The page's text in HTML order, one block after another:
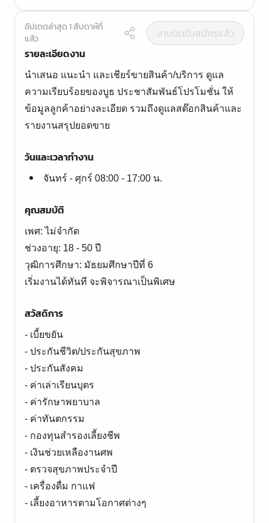
อัปเดตล่าสุด 1 สัปดาห์ที่
แล้ว
งานปิดรับสมัครแล้ว
รายละเอียดงาน
นำเสนอ แนะนำ และเชียร์ขายสินค้า/บริการ ดูแล
ความเรียบร้อยของบูธ ประชาสัมพันธ์โปรโมชั่น ให้
ข้อมูลลูกค้าอย่างละเอียด รวมถึงดูแลสต๊อกสินค้าและ
รายงานสรุปยอดขาย
วันและเวลาทำงาน
จันทร์ - ศุกร์ 08:00 - 17:00 น.
คุณสมบัติ
เพศ: ไม่จำกัด
ช่วงอายุ: 18 - 50 ปี
วุฒิการศึกษา: มัธยมศึกษาปีที่ 6
เริ่มงานได้ทันที จะพิจารณาเป็นพิเศษ
สวัสดิการ
- เบี้ยขยัน
- ประกันชีวิต/ประกันสุขภาพ
- ประกันสังคม
- ค่าเล่าเรียนบุตร
- ค่ารักษาพยาบาล
- ค่าทันตกรรม
- กองทุนสำรองเลี้ยงชีพ
- เงินช่วยเหลืองานศพ
- ตรวจสุขภาพประจำปี
- เครื่องดื่ม กาแฟ
- เลี้ยงอาหารตามโอกาศต่างๆ